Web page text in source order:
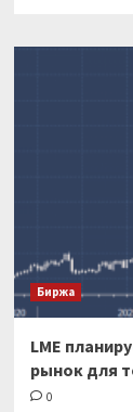
—
Биржа
LME
рынок для
0